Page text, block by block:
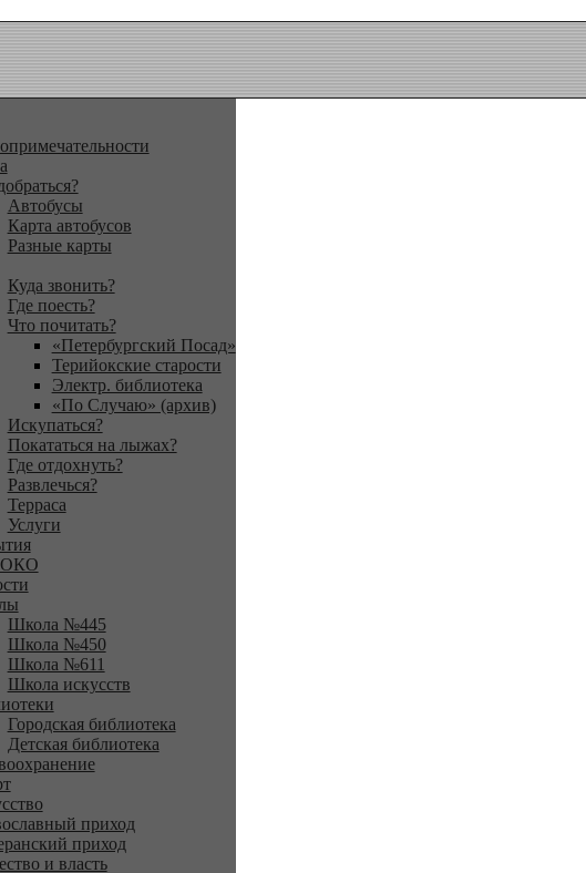
Автобусы
Карта автобусов
Разные карты
Куда звонить?
Где поесть?
Что почитать?
«Петербургский Посад»
Терийокские старости
Электр. библиотека
«По Случаю» (архив)
Искупаться?
Покататься на лыжах?
Где отдохнуть?
Развлечься?
Терраса
Услуги
Школа №445
Школа №450
Школа №611
Школа искусств
Городская библиотека
Детская библиотека
приход
приход
и власть